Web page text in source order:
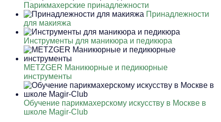
Парикмахерские принадлежности
Принадлежности
для макияжа
Инструменты для маникюра и педикюра
METZGER Маникюрные и педикюрные
инструменты
Обучение парикмахерскому искусству в Москве в
школе Magir-Club